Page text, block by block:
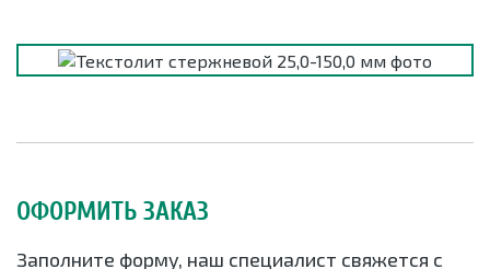
ОФОРМИТЬ ЗАКАЗ
Заполните форму, наш специалист свяжется с